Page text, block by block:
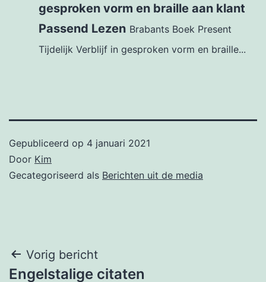
gesproken vorm en braille aan klant
Passend Lezen Brabants Boek Present
Tijdelijk Verblijf in gesproken vorm en braille...
Gepubliceerd op 4 januari 2021
Door Kim
Gecategoriseerd als Berichten uit de media
Bericht
Vorig bericht
Engelstalige citaten